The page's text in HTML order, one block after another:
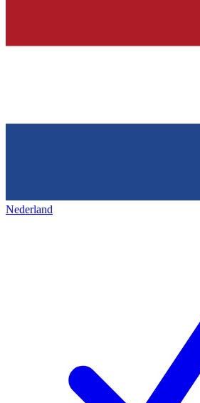
Nederland